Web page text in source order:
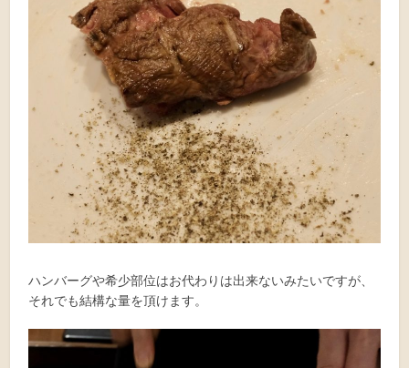
ハンバーグや希少部位はお代わりは出来ないみたいですが、
それでも結構な量を頂けます。